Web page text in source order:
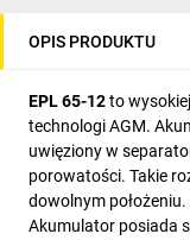
OPIS PRODUKTU
EPL 65-12to
technologi AGM.
uwięziony w
porowatości. Takie
dowolnym położeniu.
Akumulator posiada